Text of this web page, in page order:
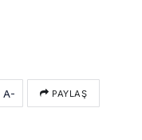
A- PAYLAŞ